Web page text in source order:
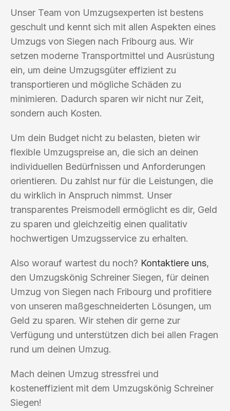
Unser Team von Umzugsexperten ist bestens
geschult und kennt sich mit allen Aspekten eines
Umzugs von Siegen nach Fribourg aus. Wir
setzen moderne Transportmittel und Ausrüstung
ein, um deine Umzugsgüter effizient zu
transportieren und mögliche Schäden zu
minimieren. Dadurch sparen wir nicht nur Zeit,
sondern auch Kosten.
Um dein Budget nicht zu belasten, bieten wir
flexible Umzugspreise an, die sich an deinen
individuellen Bedürfnissen und Anforderungen
orientieren. Du zahlst nur für die Leistungen, die
du wirklich in Anspruch nimmst. Unser
transparentes Preismodell ermöglicht es dir, Geld
zu sparen und gleichzeitig einen qualitativ
hochwertigen Umzugsservice zu erhalten.
Also worauf wartest du noch? Kontaktiere uns,
den Umzugskönig Schreiner Siegen, für deinen
Umzug von Siegen nach Fribourg und profitiere
von unseren maßgeschneiderten Lösungen, um
Geld zu sparen. Wir stehen dir gerne zur
Verfügung und unterstützen dich bei allen Fragen
rund um deinen Umzug.
Mach deinen Umzug stressfrei und
kosteneffizient mit dem Umzugskönig Schreiner
Siegen!